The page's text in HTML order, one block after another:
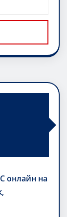
онлайн на